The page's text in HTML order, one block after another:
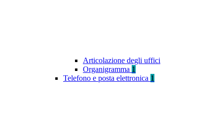
Articolazione degli uffici
Organigramma 1
Telefono e posta elettronica 1